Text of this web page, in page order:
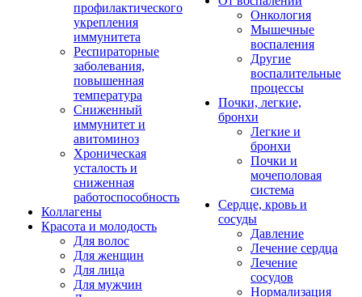
профилактического
укрепления
иммунитета
Респираторные
заболевания,
повышенная
температура
Сниженный
иммунитет и
авитоминоз
Хроническая
усталость и
сниженная
работоспособность
Коллагены
Красота и молодость
Для волос
Для женщин
Для лица
Для мужчин
Онкология
Мышечные
воспаления
Другие
воспалительные
процессы
Почки, легкие,
бронхи
Легкие и
бронхи
Почки и
мочеполовая
система
Сердце, кровь и
сосуды
Давление
Лечение сердца
Лечение
сосудов
Нормализация